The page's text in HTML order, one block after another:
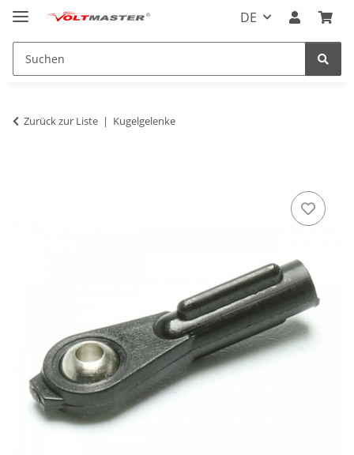
DE
Zurück zur Liste Kugelgelenke